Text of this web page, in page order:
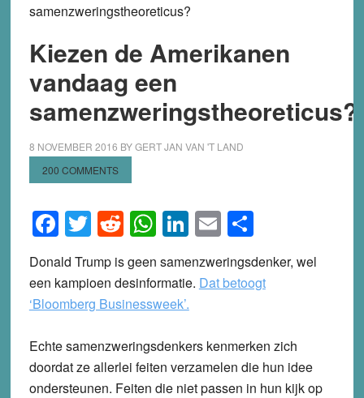
samenzweringstheoreticus?
Kiezen de Amerikanen
vandaag een
samenzweringstheoreticus?
8 NOVEMBER 2016 BYGERT JAN VAN 'T LAND
200 COMMENTS
Facebook
Twitter
Reddit
WhatsApp
LinkedIn
EmailShare
Donald Trump is geen samenzweringsdenker, wel
een kampioen desinformatie. Dat betoogt
‘Bloomberg Businessweek’.
Echte samenzweringsdenkers kenmerken zich
doordat ze allerlei feiten verzamelen die hun idee
ondersteunen. Feiten die niet passen in hun kijk op